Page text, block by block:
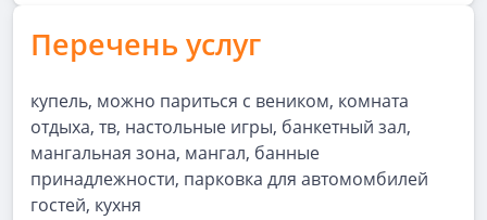
Перечень услуг
купель, можно париться с веником, комната
отдыха, тв, настольные игры, банкетный зал,
мангальная зона, мангал, банные
принадлежности, парковка для автомомбилей
гостей, кухня